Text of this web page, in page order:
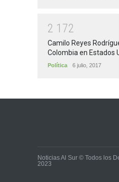
2 1 72
Camilo Reyes
Colombia en Estados
Política 6 julio, 2017
Noticias Al Sur © Todos los
2023